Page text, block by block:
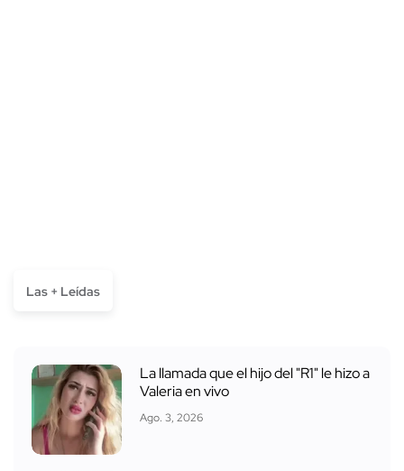
Las + Leídas
La llamada que el hijo del "R1" le hizo a
Valeria en vivo
Ago. 3, 2026